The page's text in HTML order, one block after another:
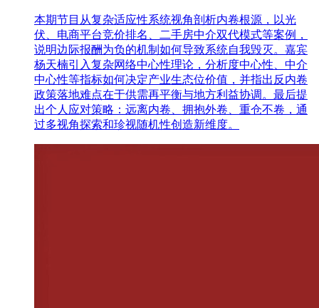
本期节目从复杂适应性系统视角剖析内卷根源，以光
伏、电商平台竞价排名、二手房中介双代模式等案例，
说明边际报酬为负的机制如何导致系统自我毁灭。嘉宾
杨天楠引入复杂网络中心性理论，分析度中心性、中介
中心性等指标如何决定产业生态位价值，并指出反内卷
政策落地难点在于供需再平衡与地方利益协调。最后提
出个人应对策略：远离内卷、拥抱外卷、重仓不卷，通
过多视角探索和珍视随机性创造新维度。